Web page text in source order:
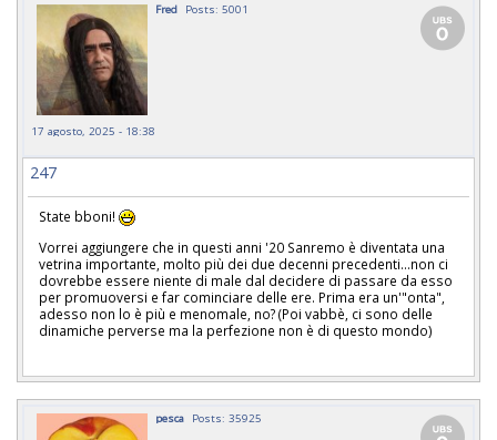
Fred Posts: 5001
17 agosto, 2025 - 18:38
247
State bboni!
Vorrei aggiungere che in questi anni '20 Sanremo è diventata una
vetrina importante, molto più dei due decenni precedenti...non ci
dovrebbe essere niente di male dal decidere di passare da esso
per promuoversi e far cominciare delle ere. Prima era un'"onta",
adesso non lo è più e menomale, no? (Poi vabbè, ci sono delle
dinamiche perverse ma la perfezione non è di questo mondo)
pesca Posts: 35925